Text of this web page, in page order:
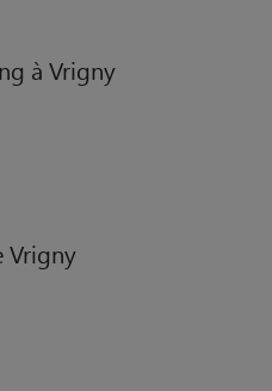
à Vrigny
Vrigny